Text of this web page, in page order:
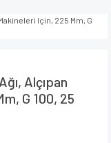
Alçıpan
G 100, 25